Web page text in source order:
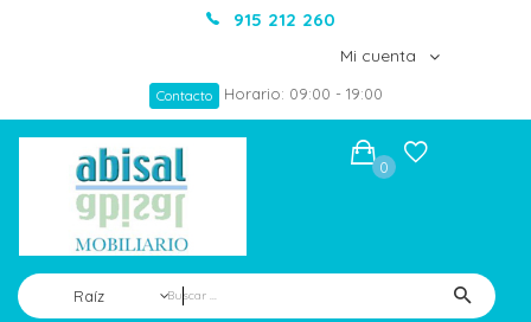
915 212 260
Mi cuenta
Contacto Horario: 09:00 - 19:00
Raíz
0